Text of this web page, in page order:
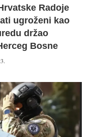
Radoje
ugroženi kao
držao
Bosne